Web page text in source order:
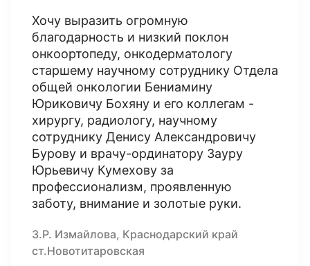
Хочу выразить огромную
благодарность и низкий поклон
онкоортопеду, онкодерматологу
старшему научному сотруднику Отдела
общей онкологии Бениамину
Юриковичу Бохяну и его коллегам -
хирургу, радиологу, научному
сотруднику Денису Александровичу
Бурову и врачу-ординатору Зауру
Юрьевичу Кумехову за
профессионализм, проявленную
заботу, внимание и золотые руки.
З.Р. Измайлова, Краснодарский край
ст.Новотитаровская